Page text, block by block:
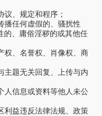
议、规定和程序；
播任何虚假的、骚扰性
的、庸俗淫秽的或其他任
权、名誉权、肖像权、商
主题无关回复、上传与内
人信息或资料等他人未公
利益违反法律法规、政策